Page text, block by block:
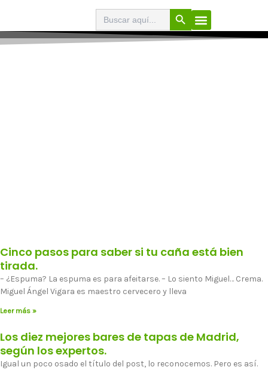
contenido
Menú
Buscar: Botón de búsqueda
Cinco pasos para saber si tu caña está bien
tirada.
– ¿Espuma? La espuma es para afeitarse. – Lo siento Miguel… Crema.
Miguel Ángel Vigara es maestro cervecero y lleva
Leer más »
Los diez mejores bares de tapas de Madrid,
según los expertos.
Igual un poco osado el título del post, lo reconocemos. Pero es así.